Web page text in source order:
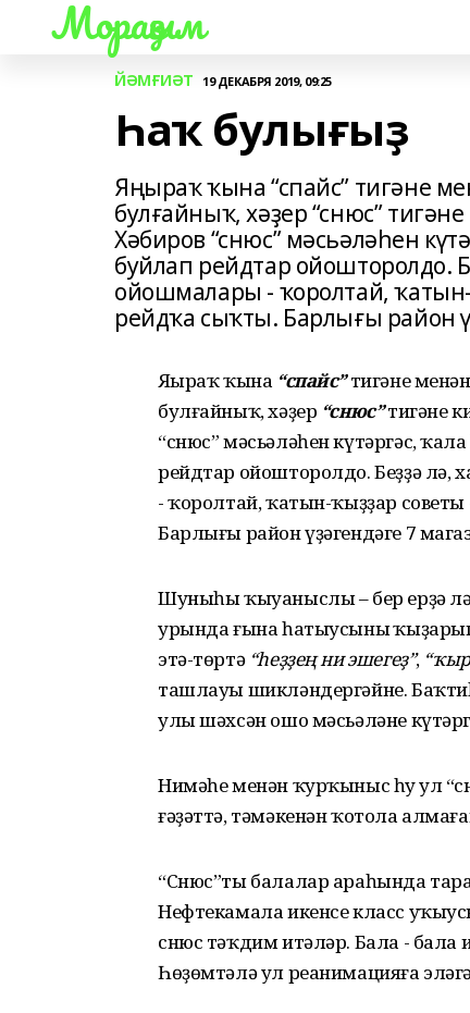
Мораҙым
ЙӘМҒИӘТ 19 ДЕКАБРЯ 2019, 09:25
Һаҡ булығыҙ
Яңыраҡ ҡына “спайс” тигәне
булғайныҡ, хәҙер “снюс”
Хәбиров “снюс” мәсьәләһен
буйлап рейдтар ойошторолдо.
ойошмалары - ҡоролтай,
рейдҡа сыҡты. Барлығы район
Яңыраҡ ҡына “спайс”тигәне
булғайныҡ, хәҙер “снюс”тигәне
“снюс” мәсьәләһен күтәргәс,
рейдтар ойошторолдо. Беҙҙә
- ҡоролтай, ҡатын-ҡыҙҙар
Барлығы район үҙәгендәге 7
Шуныһы ҡыуаныслы – бер ерҙә
урында ғына һатыусының
этә-төртә “һеҙҙең ни эшегеҙ”,
ташлауы шикләндергәйне.
улы шәхсән ошо мәсьәләне
Нимәһе менән ҡурҡыныс һуң ул
ғәҙәттә, тәмәкенән ҡотола
“Снюс”ты балалар араһында
Нефтекамала икенсе класс
снюс тәҡдим итәләр. Бала -
Һөҙөмтәлә ул реанимацияға